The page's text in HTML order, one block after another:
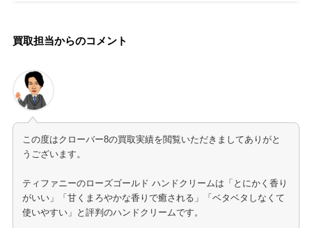
買取担当からのコメント
この度はクローバー8の買取実績を閲覧いただきましてありがと
うございます。
ティファニーのローズゴールド ハンドクリームは「とにかく香り
がいい」「甘くまろやかな香りで癒される」「ベタベタしなくて
使いやすい」と評判のハンドクリームです。